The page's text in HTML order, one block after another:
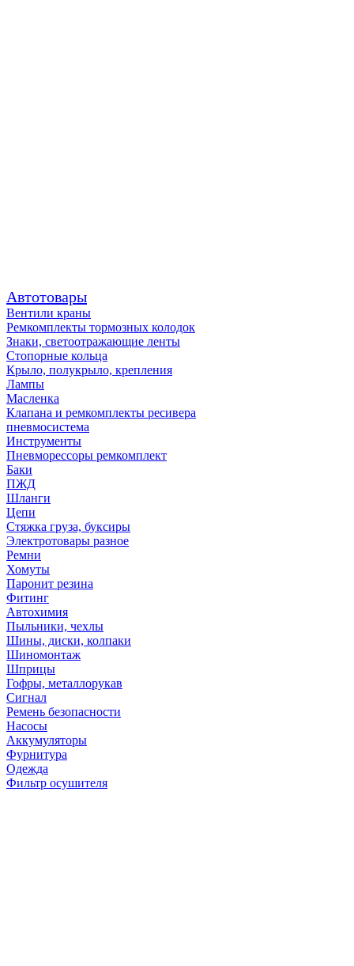
Автотовары
Вентили краны
Ремкомплекты тормозных колодок
Знаки, светоотражающие ленты
Стопорные кольца
Крыло, полукрыло, крепления
Лампы
Масленка
Клапана и ремкомплекты ресивера
пневмосистема
Инструменты
Пневморессоры ремкомплект
Баки
ПЖД
Шланги
Цепи
Стяжка груза, буксиры
Электротовары разное
Ремни
Хомуты
Паронит резина
Фитинг
Автохимия
Пыльники, чехлы
Шины, диски, колпаки
Шиномонтаж
Шприцы
Гофры, металлорукав
Сигнал
Ремень безопасности
Насосы
Аккумуляторы
Фурнитура
Одежда
Фильтр осушителя